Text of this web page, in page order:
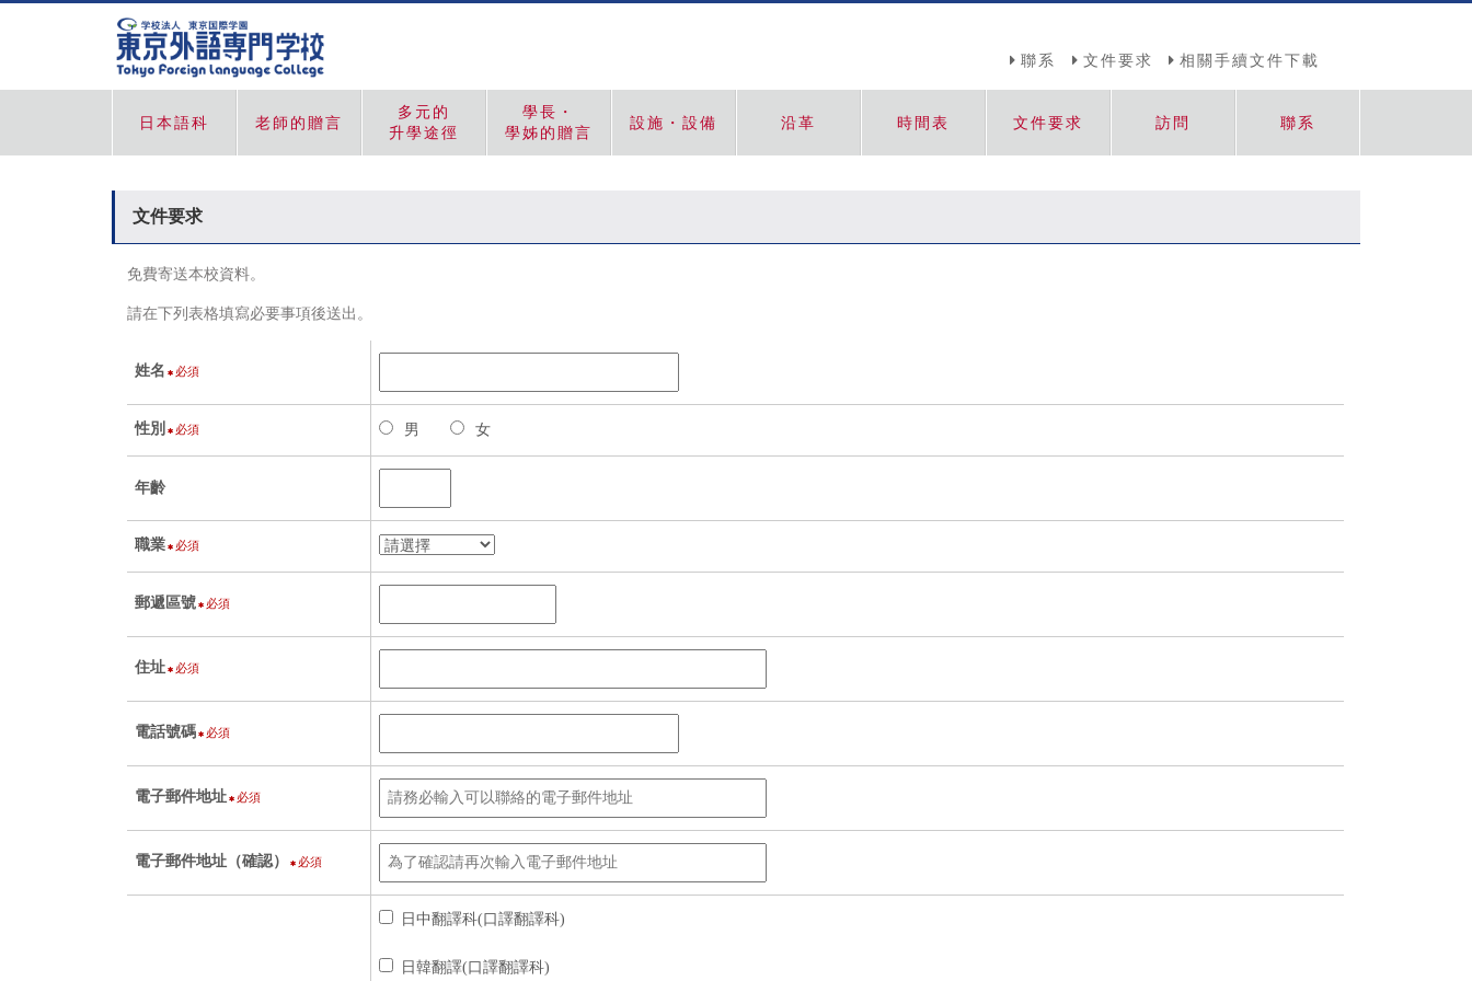
相關手續文件下載
文件要求
聯系
日本語科 老師的贈言
多元的
升學途徑
學長・
學姊的贈言
設施・設備 沿革 時間表 文件要求 訪問 聯系
文件要求
免費寄送本校資料。
請在下列表格填寫必要事項後送出。
姓名 必須
性別 必須 男 女
年齡
職業 必須
郵遞區號 必須
住址 必須
電話號碼 必須
電子郵件地址 必須
電子郵件地址（確認） 必須
日中翻譯科(口譯翻譯科)
日韓翻譯(口譯翻譯科)